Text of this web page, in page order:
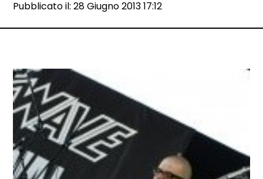
Data e ora:
Pubblicato il: 28 Giugno 2013 17:12
Dettagli articolo